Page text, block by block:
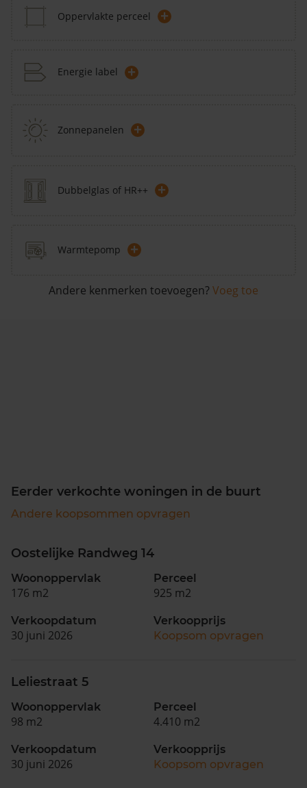
Oppervlakte perceel +
Energie label +
Zonnepanelen +
Dubbelglas of HR++ +
Warmtepomp +
Andere kenmerken toevoegen? Voeg toe
Eerder verkochte woningen in de buurt
Andere koopsommen opvragen
Oostelijke Randweg 14
Woonoppervlak
176 m2
Perceel
925 m2
Verkoopdatum
30 juni 2026
Verkoopprijs
Koopsom opvragen
Leliestraat 5
Woonoppervlak
98 m2
Perceel
4.410 m2
Verkoopdatum
30 juni 2026
Verkoopprijs
Koopsom opvragen